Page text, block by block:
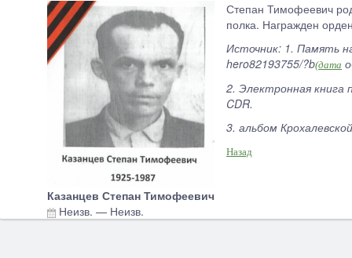
Казанцев Степан Тимофеевич
Неизв. — Неизв.
Степан Тимофеевич
полка. Награжден
Источник: 1. Память
hero82193755/?b(дата
2. Электронная книга
CDR.
3. альбом
Назад